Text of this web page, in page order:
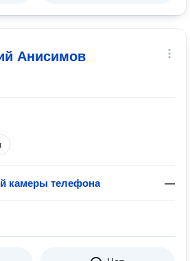
Анисимов
камеры телефона —